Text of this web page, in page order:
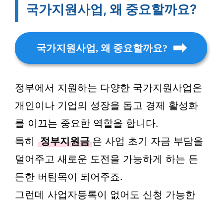
국가지원사업, 왜 중요할까요?
국가지원사업, 왜 중요할까요?
정부에서 지원하는 다양한 국가지원사업은
개인이나 기업의 성장을 돕고 경제 활성화
를 이끄는 중요한 역할을 합니다.
특히 정부지원금 은 사업 초기 자금 부담을
덜어주고 새로운 도전을 가능하게 하는 든
든한 버팀목이 되어주죠.
그런데 사업자등록이 없어도 신청 가능한